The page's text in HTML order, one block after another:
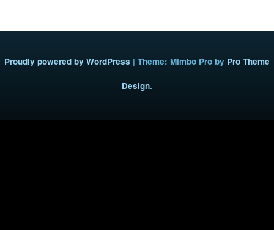
Proudly powered by WordPress | Theme: Mimbo Pro by Pro Theme
Design.